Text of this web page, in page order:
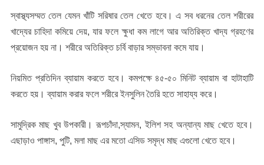
স্বাস্থ্যসম্মত তেল যেমন খাঁটি সরিষার তেল খেতে হবে। এ সব ধরনের তেল শরীরের
খাদ্যের চাহিদা কমিয়ে দেয়, যার ফলে ক্ষুধা কম লাগে আর অতিরিক্ত খাদ্য গ্রহণের
প্রয়োজন হয় না। শরীরে অতিরিক্ত চর্বি বাড়ার সম্ভাবনা কমে যায়।
নিয়মিত প্রতিদিন ব্যায়াম করতে হবে। কমপক্ষে ৪৫-৫০ মিনিট ব্যায়াম বা হাটাহাটি
করতে হয়। ব্যায়াম করার ফলে শরীরে ইনসুলিন তৈরি হতে সাহায্য করে।
সামুদ্রিক মাছ খুব উপকারী। রূপচাঁদা,স্যামন, ইলিশ সহ অন্যান্য মাছ খেতে হবে।
এছাড়াও পাঙ্গাস, পুটি, মলা মাছ এর মতো এসিড সমৃদ্ধ মাছ এগুলো খেতে হবে।